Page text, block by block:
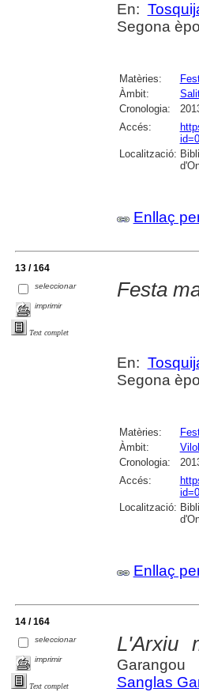
En:
Segona
Matèries:
Àmbit:
Cronologia:
Accés:
Localització:
Enllaç
13 / 164
seleccionar
imprimir
Text complet
Festa
En:
Segona
Matèries:
Àmbit:
Cronologia:
Accés:
Localització:
Enllaç
14 / 164
seleccionar
imprimir
Text complet
L'Arxiu
Garangou
Sanglas